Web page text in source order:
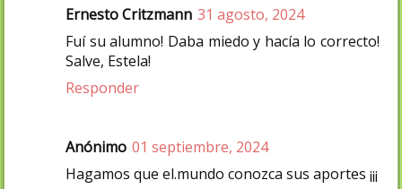
Ernesto Critzmann 31 agosto, 2024
Fuí su alumno! Daba miedo y hacía lo correcto!
Salve, Estela!
Responder
Anónimo 01 septiembre, 2024
Hagamos que el.mundo conozca sus aportes ¡¡¡